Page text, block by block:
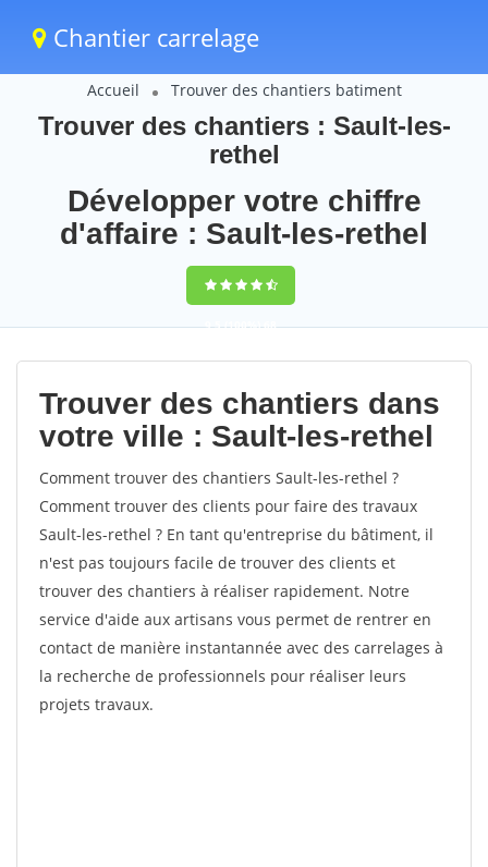
Chantier carrelage
Accueil Trouver des chantiers batiment
Trouver des chantiers : Sault-les-
rethel
Développer votre chiffre
d'affaire : Sault-les-rethel
9,5(100%)68
votes
Trouver des chantiers dans
votre ville : Sault-les-rethel
Comment trouver des chantiers Sault-les-rethel ?
Comment trouver des clients pour faire des travaux
Sault-les-rethel ? En tant qu'entreprise du bâtiment, il
n'est pas toujours facile de trouver des clients et
trouver des chantiers à réaliser rapidement. Notre
service d'aide aux artisans vous permet de rentrer en
contact de manière instantannée avec des carrelages à
la recherche de professionnels pour réaliser leurs
projets travaux.